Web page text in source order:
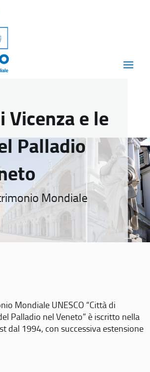
Vicenza e le
Palladio
Mondiale
Mondiale UNESCO “Città di
Palladio nel Veneto” è iscritto nella
dal 1994, con successiva estensione